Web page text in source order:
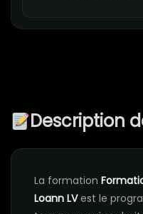
Description
La formation
Loann LVest le